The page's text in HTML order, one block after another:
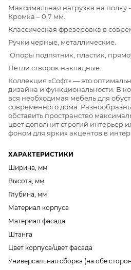
Максимальная нагрузка на полку -
Кромка – 0,7 мм.
Классическая фрезеровка в
Ручки черные, металлические.
Опоры подпятник, пластик,
Петли створок накладные.
Коллекция «Софт» — это
дизайна и функциональности. В
вся необходимая мебель для
современного дома.
обставить пространство
цвет дополнит строгий интерьер
фоном для ярких акцентов в
ХАРАКТЕРИСТИКИ
Ширина, мм
Высота, мм
Глубина, мм
Материал корпуса
Материал фасада
Штанга
Цвет корпуса/цвет фасада
Универсальная сборка (на обе